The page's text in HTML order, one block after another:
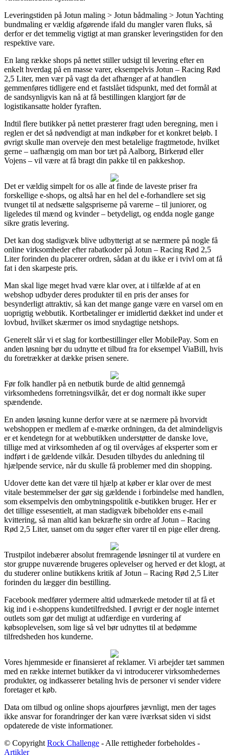
Leveringstiden på Jotun maling > Jotun bådmaling > Jotun Yachting
bundmaling er vældig afgørende ifald du mangler varen fluks, så
derfor er det temmelig vigtigt at man gransker leveringstiden for den
respektive vare.
En lang række shops på nettet stiller udsigt til levering efter en
enkelt hverdag på en masse varer, eksempelvis Jotun – Racing Rød
2,5 Liter, men vær på vagt da det afhænger af at handlen
gemmenføres tidligere end et fastslået tidspunkt, med det formål at
de sandsynligvis kan nå at få bestillingen klargjort før de
logistikansatte holder fyraften.
Indtil flere butikker på nettet præsterer fragt uden beregning, men i
reglen er det så nødvendigt at man indkøber for et konkret beløb. I
øvrigt skulle man overveje den mest betalelige fragtmetode, hvilket
gerne – uafhængig om man bor tæt på Aalborg, Birkerød eller
Vojens – vil være at få bragt din pakke til en pakkeshop.
Det er vældig simpelt for os alle at finde de laveste priser fra
forskellige e-shops, og altså har en hel del e-forhandlere set sig
tvunget til at nedsætte salgspriserne på varerne – til juniorer, og
ligeledes til mænd og kvinder – betydeligt, og endda nogle gange
sikre gratis levering.
Det kan dog stadigvæk blive udbytterigt at se nærmere på nogle få
online virksomheder efter rabatkoder på Jotun – Racing Rød 2,5
Liter forinden du placerer ordren, sådan at du ikke er i tvivl om at få
fat i den skarpeste pris.
Man skal lige meget hvad være klar over, at i tilfælde af at en
webshop udbyder deres produkter til en pris der anses for
besynderligt attraktiv, så kan det mange gange være en varsel om en
uoprigtig webbutik. Kortbetalinger er imidlertid dækket ind under et
lovbud, hvilket skærmer os imod snydagtige netshops.
Generelt slår vi et slag for kortbestillinger eller MobilePay. Som en
anden løsning bør du udnytte et tilbud fra for eksempel ViaBill, hvis
du foretrækker at dække prisen senere.
Før folk handler på en netbutik burde de altid gennemgå
virksomhedens forretningsvilkår, det er dog normalt ikke super
spændende.
En anden løsning kunne derfor være at se nærmere på hvorvidt
webshoppen er medlem af e-mærke ordningen, da det almindeligvis
er et kendetegn for at webbutikken understøtter de danske love,
tillige med at virksomheden af og til overvåges af eksperter som er
indført i de gældende vilkår. Desuden tilbydes du anledning til
hjælpende service, når du skulle få problemer med din shopping.
Udover dette kan det være til hjælp at køber er klar over de mest
vitale bestemmelser der gør sig gældende i forbindelse med handlen,
som eksempelvis den ombytningspolitik e-butikken bruger. Her er
det tillige essesentielt, at man stadigvæk bibeholder ens e-mail
kvittering, så man altid kan bekræfte sin ordre af Jotun – Racing
Rød 2,5 Liter, uanset om du søger efter varer til en pige eller dreng.
Trustpilot indebærer absolut fremragende løsninger til at vurdere en
stor gruppe nuværende brugeres oplevelser og herved er det klogt, at
du studerer online butikkens kritik af Jotun – Racing Rød 2,5 Liter
forinden du lægger din bestilling.
Facebook medfører ydermere altid udmærkede metoder til at få et
kig ind i e-shoppens kundetilfredshed. I øvrigt er der nogle internet
outlets som gør det muligt at udfærdige en vurdering af
købsoplevelsen, som lige så vel bør udnyttes til at bedømme
tilfredsheden hos kunderne.
Vores hjemmeside er finansieret af reklamer. Vi arbejder tæt sammen
med en række internet butikker da vi introducerer virksomhedernes
produkter, og indkasserer betaling hvis de personer vi sender videre
foretager et køb.
Data om tilbud og online shops ajourføres jævnligt, men der tages
ikke ansvar for forandringer der kan være iværksat siden vi sidst
opdaterede de viste informationer.
© Copyright Rock Challenge - Alle rettigheder forbeholdes -
Artikler